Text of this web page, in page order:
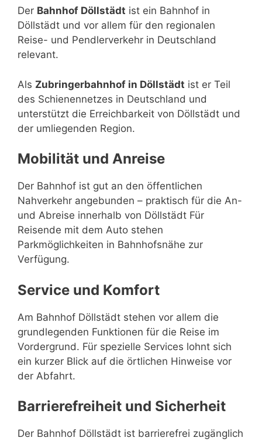
Der Bahnhof Döllstädt ist ein Bahnhof in
Döllstädt und vor allem für den regionalen
Reise- und Pendlerverkehr in Deutschland
relevant.
Als Zubringerbahnhof in Döllstädt ist er Teil
des Schienennetzes in Deutschland und
unterstützt die Erreichbarkeit von Döllstädt und
der umliegenden Region.
Mobilität und Anreise
Der Bahnhof ist gut an den öffentlichen
Nahverkehr angebunden – praktisch für die An-
und Abreise innerhalb von Döllstädt Für
Reisende mit dem Auto stehen
Parkmöglichkeiten in Bahnhofsnähe zur
Verfügung.
Service und Komfort
Am Bahnhof Döllstädt stehen vor allem die
grundlegenden Funktionen für die Reise im
Vordergrund. Für spezielle Services lohnt sich
ein kurzer Blick auf die örtlichen Hinweise vor
der Abfahrt.
Barrierefreiheit und Sicherheit
Der Bahnhof Döllstädt ist barrierefrei zugänglich